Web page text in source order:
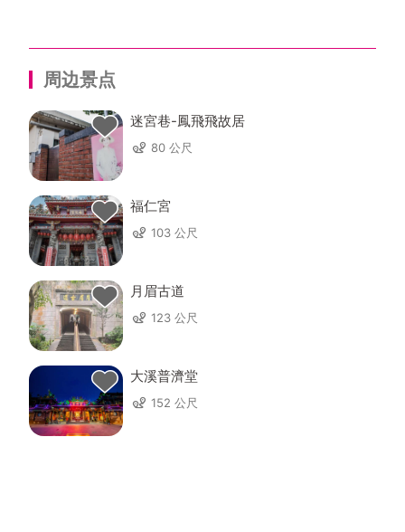
周边景点
迷宮巷-鳳飛飛故居
80 公尺
福仁宮
103 公尺
月眉古道
123 公尺
大溪普濟堂
152 公尺